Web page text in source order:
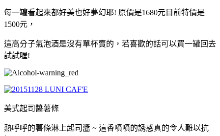
每一罐看起來都好美也好夢幻耶! 原價是1680元目前特價是
1500元 ，
這高分子氣泡酒是沒有單杯賣的 ，若喜歡的話可以買一罐回去
試試喔!
美式起司醬薯條
熱呼呼的薯條淋上起司醬 ~ 這香噴噴的誘惑真的令人難以抗